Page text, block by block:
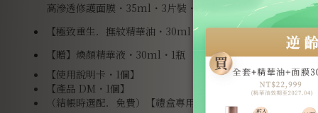
高滲透修護面膜・35ml・3片裝 ・1盒
【極致重生．撫紋精華油・30ml・1瓶】
【贈】煥顏精華液・30ml・1瓶
【使用說明卡・1個】
【產品 DM・1個】
（結帳時選配．免費）【禮盒專用提袋・1個】